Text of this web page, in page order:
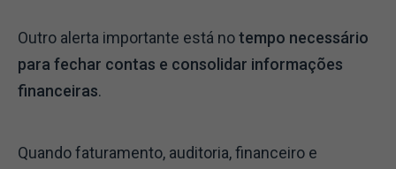
Outro alerta importante está notempo necessário
para fechar contas e consolidar informações
financeiras.
Quando faturamento, auditoria, financeiro e